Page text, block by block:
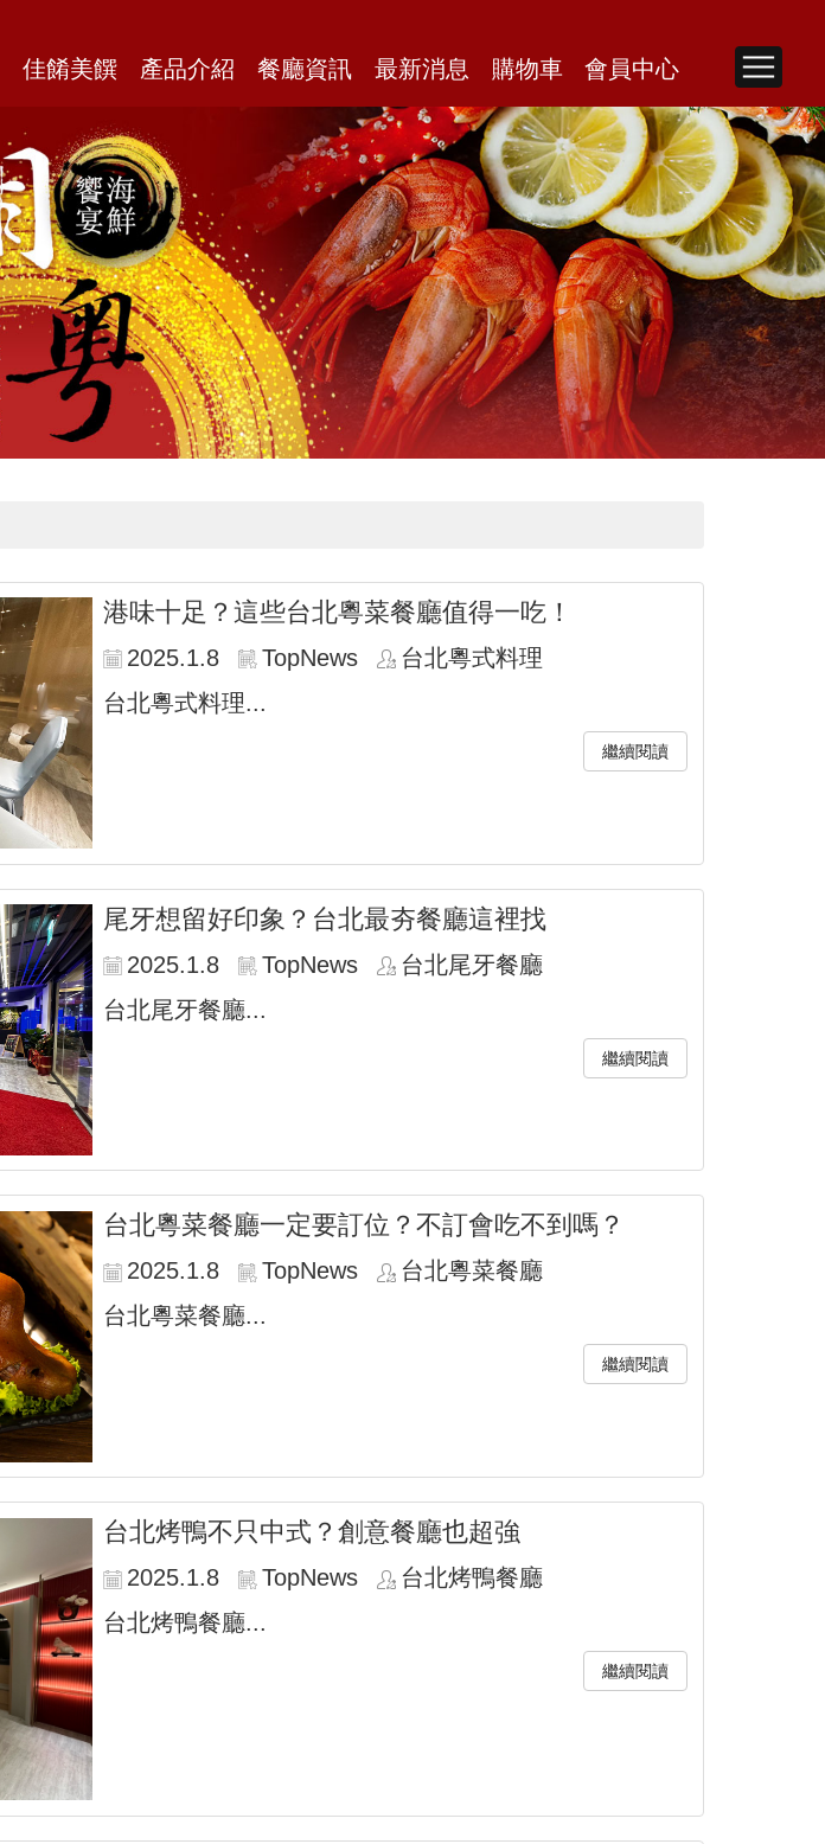
佳餚美饌 產品介紹 餐廳資訊 最新消息 購物車 會員中心
港味十足？這些台北粵菜餐廳值得一吃！
2025.1.8 TopNews
台北粵式料理
台北粵式料理...
繼續閱讀
尾牙想留好印象？台北最夯餐廳這裡找
2025.1.8 TopNews
台北尾牙餐廳
台北尾牙餐廳...
繼續閱讀
台北粵菜餐廳一定要訂位？不訂會吃不到嗎？
2025.1.8 TopNews
台北粵菜餐廳
台北粵菜餐廳...
繼續閱讀
台北烤鴨不只中式？創意餐廳也超強
2025.1.8 TopNews
台北烤鴨餐廳
台北烤鴨餐廳...
繼續閱讀